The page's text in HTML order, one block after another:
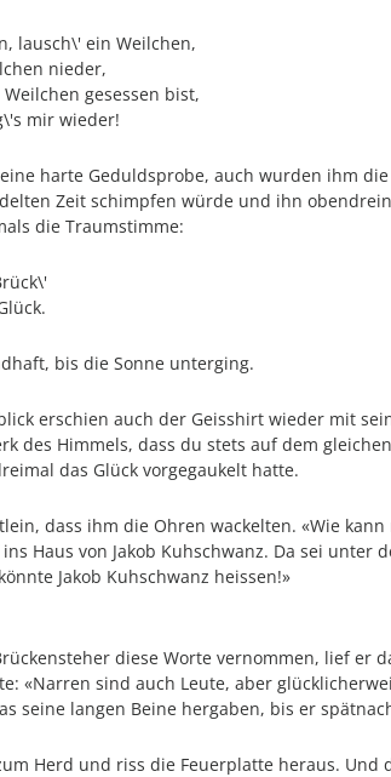
lausch\' ein Weilchen,
nieder,
gesessen bist,
mir wieder!
harte Geduldsprobe, auch wurden ihm
Zeit schimpfen würde und ihn
die Traumstimme:
bis die Sonne unterging.
erschien auch der Geisshirt wieder mit
des Himmels, dass du stets auf dem
das Glück vorgegaukelt hatte.
dass ihm die Ohren wackelten. «Wie
Haus von Jakob Kuhschwanz. Da sei
Jakob Kuhschwanz heissen!»
diese Worte vernommen, lief er
«Narren sind auch Leute, aber
seine langen Beine hergaben, bis er
Herd und riss die Feuerplatte heraus.